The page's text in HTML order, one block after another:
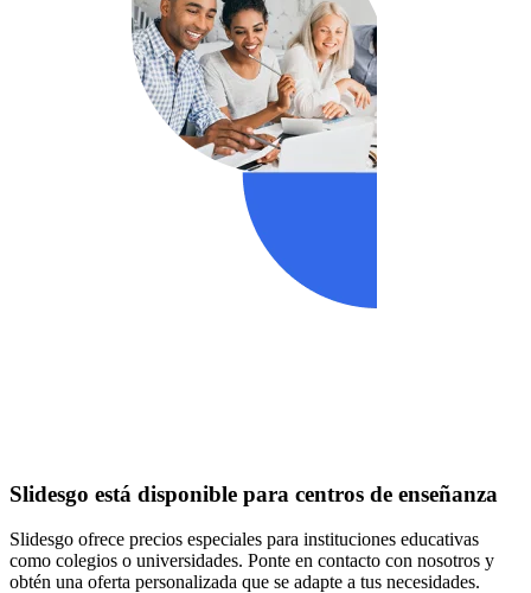
Slidesgo está disponible para centros de enseñanza
Slidesgo ofrece precios especiales para instituciones educativas
como colegios o universidades. Ponte en contacto con nosotros y
obtén una oferta personalizada que se adapte a tus necesidades.